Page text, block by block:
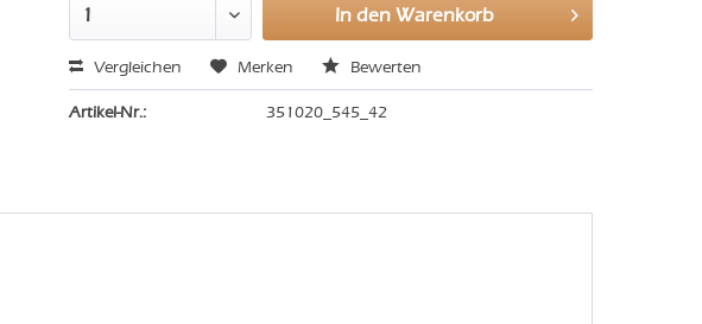
In den Warenkorb
Vergleichen Merken Bewerten
Artikel-Nr.: 351020_545_42